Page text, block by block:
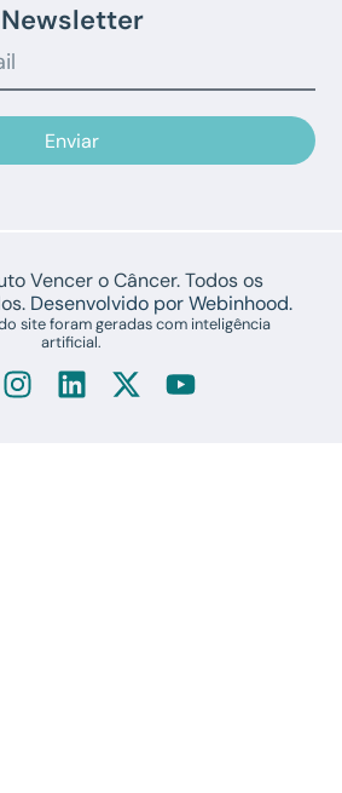
Enviar
Vencer o Câncer. Todos os
Desenvolvido por Webinhood.
site foram geradas com inteligência
artificial.